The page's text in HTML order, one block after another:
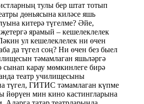
тулы бер штат тотып
дөньясына киләсе яшь
китерә түгелме? Әйе,
ярамый – кешелеклелек
ул кешелеклелек ни өчен
да түгел соң? Ни өчен без быел
тәмамлаган яшьләргә
сынап карау мөмкинлеге бирә
театр училищесыны
түгел, ГИТИС тәмамлаган күпме
йөрүен мин кино кастингларына